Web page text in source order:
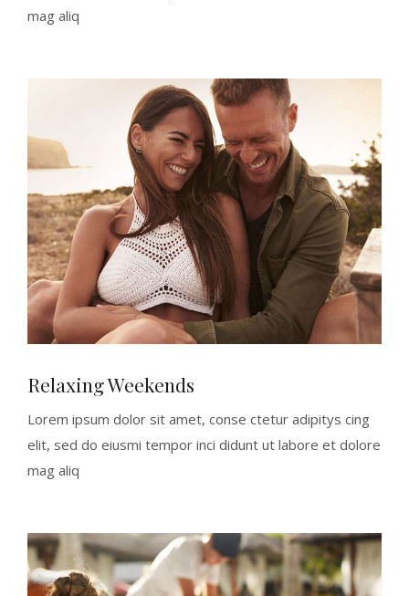
mag aliq
Relaxing Weekends
Lorem ipsum dolor sit amet, conse ctetur adipitys cing
elit, sed do eiusmi tempor inci didunt ut labore et dolore
mag aliq